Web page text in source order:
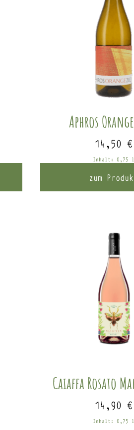
Aphros
14,50€
Inhalt: 0,75 l
zum
Caiaffa Rosato
14,90€
Inhalt: 0,75 l